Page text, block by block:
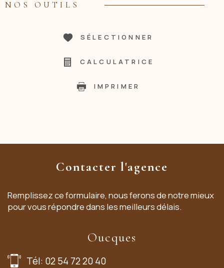
NOS OUTILS
SÉLECTIONNER
CALCULATRICE
IMPRIMER
Contacter l'agence
Remplissez ce formulaire, nous ferons de notre mieux
pour vous répondre dans les meilleurs délais.
Oucques
Tél: 02 54 72 20 40